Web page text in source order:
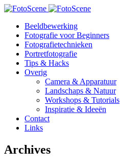
Beeldbewerking
Fotografie voor Beginners
Fotografietechnieken
Portretfotografie
Tips & Hacks
Overig
Camera & Apparatuur
Landschaps & Natuur
Workshops & Tutorials
Inspiratie & Ideeën
Contact
Links
Archives